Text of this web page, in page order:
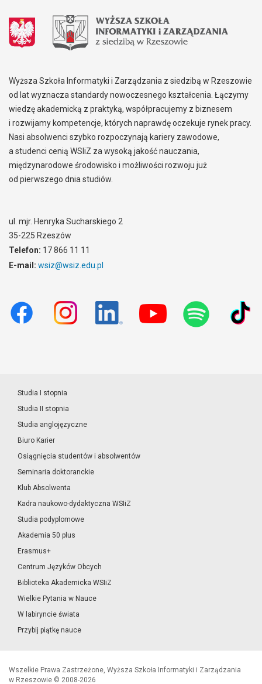
Wyższa Szkoła Informatyki i Zarządzania z siedzibą w Rzeszowie
od lat wyznacza standardy nowoczesnego kształcenia. Łączymy
wiedzę akademicką z praktyką, współpracujemy z biznesem
i rozwijamy kompetencje, których naprawdę oczekuje rynek pracy.
Nasi absolwenci szybko rozpoczynają kariery zawodowe,
a studenci cenią WSIiZ za wysoką jakość nauczania,
międzynarodowe środowisko i możliwości rozwoju już
od pierwszego dnia studiów.
ul. mjr. Henryka Sucharskiego 2
35-225 Rzeszów
Telefon: 17 866 11 11
E-mail: wsiz@wsiz.edu.pl
Studia I stopnia
Studia II stopnia
Studia anglojęzyczne
Biuro Karier
Osiągnięcia studentów i absolwentów
Seminaria doktoranckie
Klub Absolwenta
Kadra naukowo-dydaktyczna WSIiZ
Studia podyplomowe
Akademia 50 plus
Erasmus+
Centrum Języków Obcych
Biblioteka Akademicka WSIiZ
Wielkie Pytania w Nauce
W labiryncie świata
Przybij piątkę nauce
Wszelkie Prawa Zastrzeżone, Wyższa Szkoła Informatyki i Zarządzania
w Rzeszowie © 2008-2026